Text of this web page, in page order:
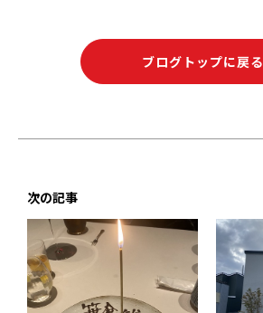
ブログトップに戻る
次の記事